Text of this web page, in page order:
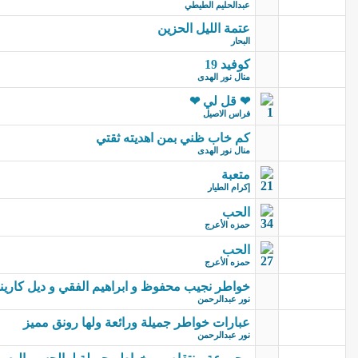
عبدالحليم الطيطي
عتمة الليل الحزين
البحار
كوفيد 19
منال نور الهدى
❤ قل لي ❤
فراس الاصيل
كم خاب ظني بمن اهديته ثقتي
منال نور الهدى
متعبة
إكرام الطيار
الحب
حمزه الأعرج
الحب
حمزه الأعرج
خواطر نجيب محفوظ و ابراهيم الفقي و ديل
نور عبدالرحمن
عبارات خواطر جميلة ورائعة ولها رونق مميز
نور عبدالرحمن